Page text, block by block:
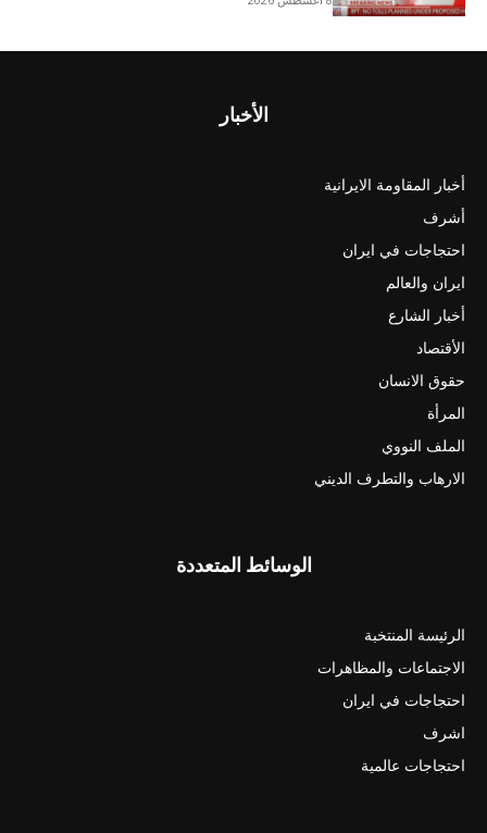
الأخبار
أخبار المقاومة الايرانية
أشرف
احتجاجات في ايران
ايران والعالم
أخبار الشارع
الأقتصاد
حقوق الانسان
المرأة
الملف النووي
الارهاب والتطرف الديني
الوسائط المتعددة
الرئيسة المنتخبة
الاجتماعات والمظاهرات
احتجاجات في ايران
اشرف
احتجاجات عالمية